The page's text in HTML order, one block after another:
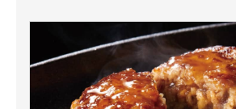
スマホと通信の最新トレンド
進化するPCとデバイスの未来
好きが集まる 比べて選べる